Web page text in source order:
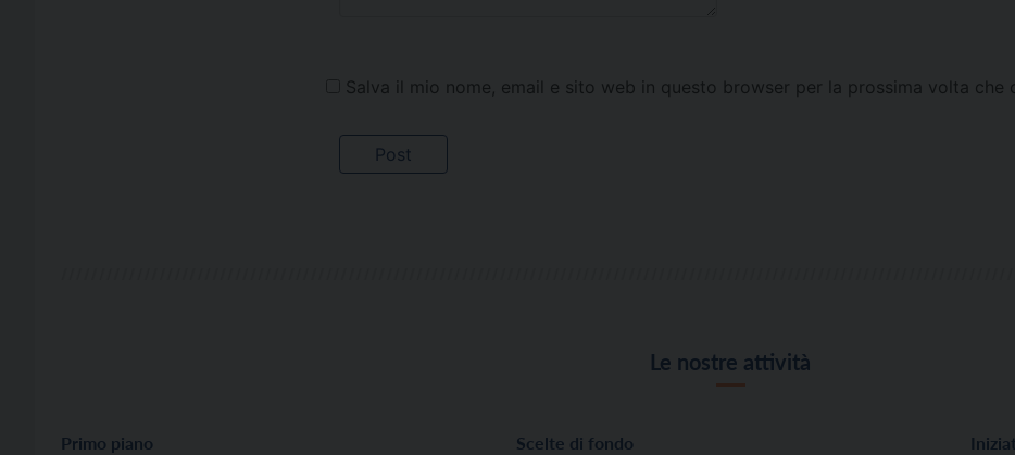
Salva il mio nome, email e sito web in questo browser per la prossima volta che
Le nostre attività
Primo piano
Scelte di fondo